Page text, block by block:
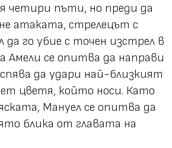
четири пъти, но преди да
атаката, стрелецът с
да го убие с точен изстрел в
Амели се опитва да направи
да удари най-близкият
цветя, който носи. Като
Мануел се опитва да
блика от главата на